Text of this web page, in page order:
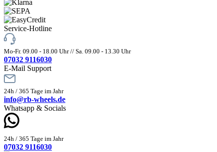
Service-Hotline
Mo-Fr. 09.00 - 18.00 Uhr // Sa. 09.00 - 13.30 Uhr
07032 9116030
E-Mail Support
24h / 365 Tage im Jahr
info@rb-wheels.de
Whatsapp & Socials
24h / 365 Tage im Jahr
07032 9116030